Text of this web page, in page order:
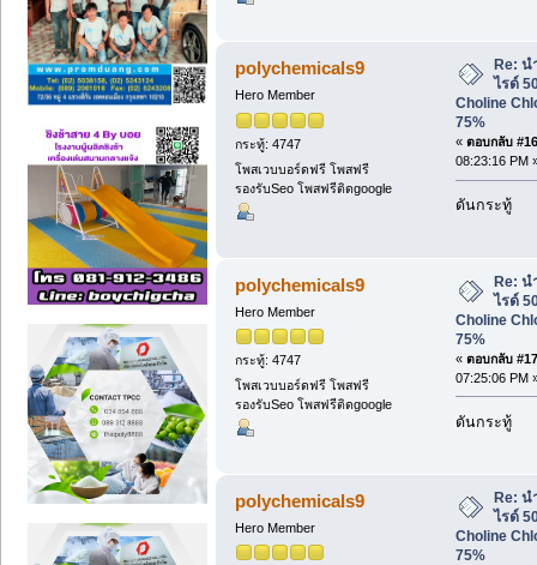
polychemicals9
Hero Member
กระทู้: 4747
โพสเวบบอร์ดฟรี โพสฟรี
รองรับSeo โพสฟรีติดgoogle
Re: น
ไรด์
Choline
75%
« ตอบกลับ
08:23:16 PM
ดันกระทู้
polychemicals9
Hero Member
กระทู้: 4747
โพสเวบบอร์ดฟรี โพสฟรี
รองรับSeo โพสฟรีติดgoogle
Re: น
ไรด์
Choline
75%
« ตอบกลับ
07:25:06 PM
ดันกระทู้
polychemicals9
Hero Member
Re: น
ไรด์
Choline
75%